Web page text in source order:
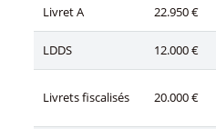
Livret A 22.950 €
LDDS 12.000 €
Livrets fiscalisés 20.000 €